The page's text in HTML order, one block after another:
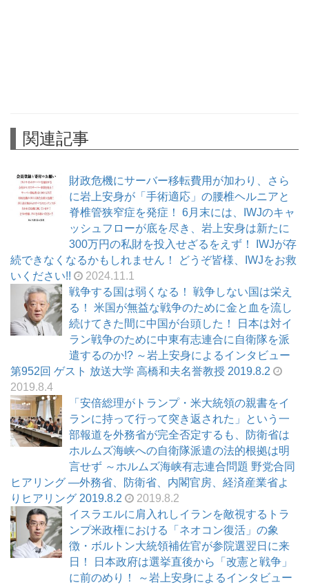
関連記事
財政危機にサーバー移転費用が加わり、さら
に岩上安身が「手術適応」の腰椎ヘルニアと
脊椎管狭窄症を発症！ 6月末には、IWJのキャ
ッシュフローが底を尽き、岩上安身は新たに
300万円の私財を投入せざるをえず！ IWJが存
続できなくなるかもしれません！ どうぞ皆様、IWJをお救
いください!!
2024.11.1
戦争する国は弱くなる！ 戦争しない国は栄え
る！ 米国が無益な戦争のために金と血を流し
続けてきた間に中国が台頭した！ 日本は対イ
ラン戦争のために中東有志連合に自衛隊を派
遣するのか!? ～岩上安身によるインタビュー
第952回 ゲスト 放送大学 高橋和夫名誉教授 2019.8.2
2019.8.4
「安倍総理がトランプ・米大統領の親書をイ
ランに持って行って突き返された」という一
部報道を外務省が完全否定するも、防衛省は
ホルムズ海峡への自衛隊派遣の法的根拠は明
言せず ～ホルムズ海峡有志連合問題 野党合同
ヒアリング ―外務省、防衛省、内閣官房、経済産業省よ
りヒアリング 2019.8.2
2019.8.2
イスラエルに肩入れしイランを敵視するトラ
ンプ米政権における「ネオコン復活」の象
徴・ボルトン大統領補佐官が参院選翌日に来
日！ 日本政府は選挙直後から「改憲と戦争」
に前のめり！ ～岩上安身によるインタビュー